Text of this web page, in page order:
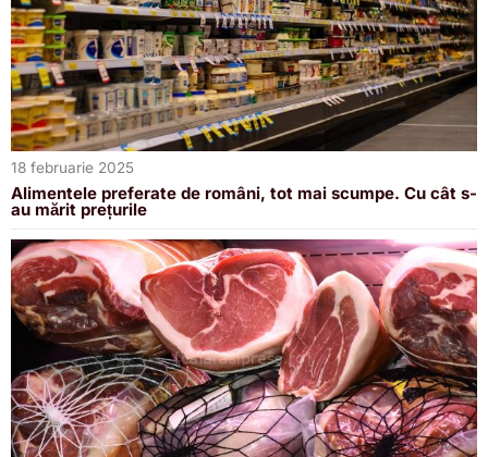
18 februarie 2025
Alimentele preferate de români, tot mai scumpe. Cu cât s-
au mărit prețurile